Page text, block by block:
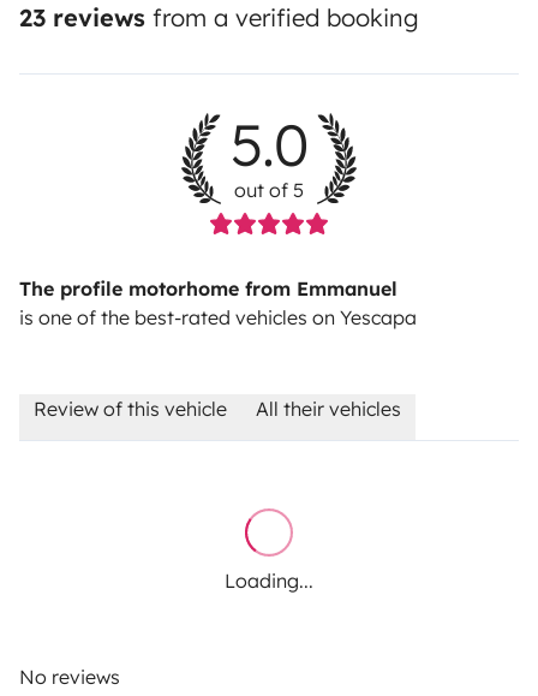
23 reviews from a verified booking
5.0
out of 5
The profile motorhome from Emmanuel
is one of the best-rated vehicles on Yescapa
Review of this vehicle All their vehicles
Loading...
No reviews